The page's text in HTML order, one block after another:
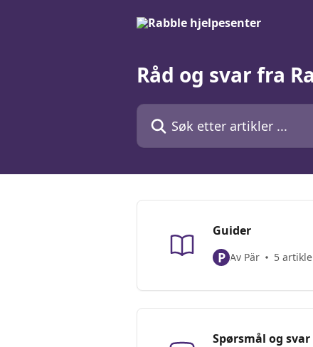
Råd og svar fra
Søk etter artikler ...
Guider
P Av Pär 5
Spørsmål og svar